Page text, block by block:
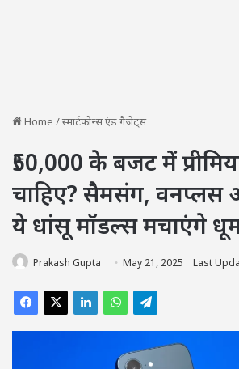
Home /स्मार्टफोन्स एंड गैजेट्स
₹50,000 के बजट में
चाहिए? सैमसंग,
ये धांसू मॉडल्स मचाएंगे
Prakash Gupta May 21, 2025 Last